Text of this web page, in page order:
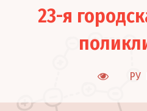
23-я
РУ